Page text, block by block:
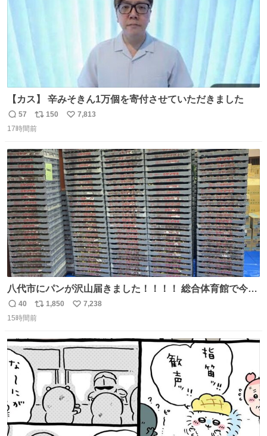
【カス】 辛みそきん1万個を寄付させていただきました
返
信
57
リ
ポ
ト
数
150
い
数
7,813
17時間前
八代市にパンが沢山届きました！！！！ 総合体育館で今配
ってるそうなので、是非取りに行けそうな方は行ってみて
ください💪
返
信
40
リ
ポ
ト
1,850
い
数
7,238
15時間前